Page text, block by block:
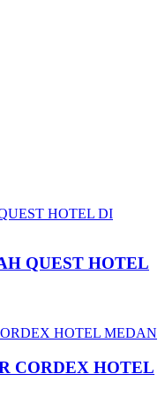
QUEST HOTEL
CORDEX HOTEL